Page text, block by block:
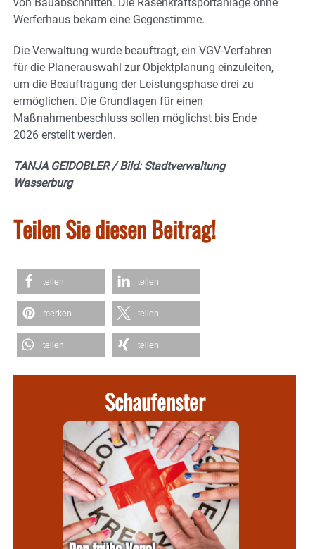
Werferhaus bekam eine Gegenstimme.
Die Verwaltung wurde beauftragt, ein VGV-Verfahren
für die Planerauswahl zur Objektplanung einzuleiten,
um die Beauftragung der Leistungsphase drei zu
ermöglichen. Die Grundlagen für einen
Maßnahmenbeschluss sollen möglichst bis Ende
2026 erstellt werden.
TANJA GEIDOBLER / Bild: Stadtverwaltung
Wasserburg
Teilen Sie diesen Beitrag!
teilen teilen
merken teilen
teilen teilen
Schaufenster